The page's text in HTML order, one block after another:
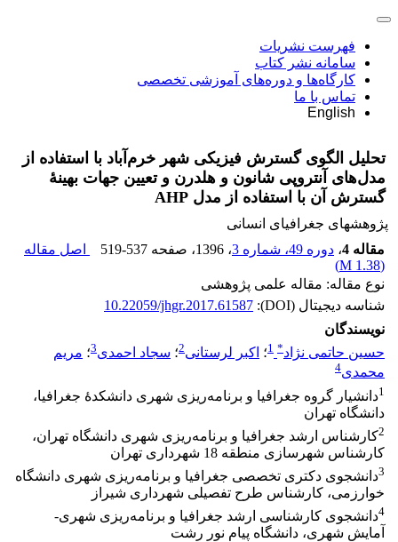
فهرست نشریات
سامانه نشر کتاب
کارگاه‌ها و دوره‌های آموزشی تخصصی
تماس با ما
English
تحلیل الگوی گسترش فیزیکی شهر خرم‌آباد با استفاده از
مدل‌های آنتروپی شانون و هلدرن و تعیین جهات بهینۀ
گسترش آن با استفاده از مدل AHP
پژوهشهای جغرافیای انسانی
مقاله 4
، دوره 49، شماره 3 ، 1396 ، صفحه 519-537
اصل مقاله
(
1.38 M
)
نوع مقاله: مقاله علمی پژوهشی
شناسه دیجیتال (DOI):
10.22059/jhgr.2017.61587
نویسندگان
حسین حاتمی نژاد*
1؛ اکبر لرستانی2؛ سجاد احمدی3؛ مریم
محمدی4
1دانشیار گروه جغرافیا و برنامه‌ریزی شهری دانشکدۀ جغرافیا،
دانشگاه تهران
2کارشناس ارشد جغرافیا و برنامه‌ریزی شهری دانشگاه تهران،
کارشناس شهرسازی منطقه 18 شهرداری تهران
3دانشجوی دکتری تخصصی جغرافیا و برنامه‌ریزی شهری دانشگاه
خوارزمی، کارشناس طرح تفصیلی شهرداری شیراز
4دانشجوی کارشناسی ارشد جغرافیا و برنامه‌ریزی شهری-
آمایش شهری، دانشگاه پیام نور رشت